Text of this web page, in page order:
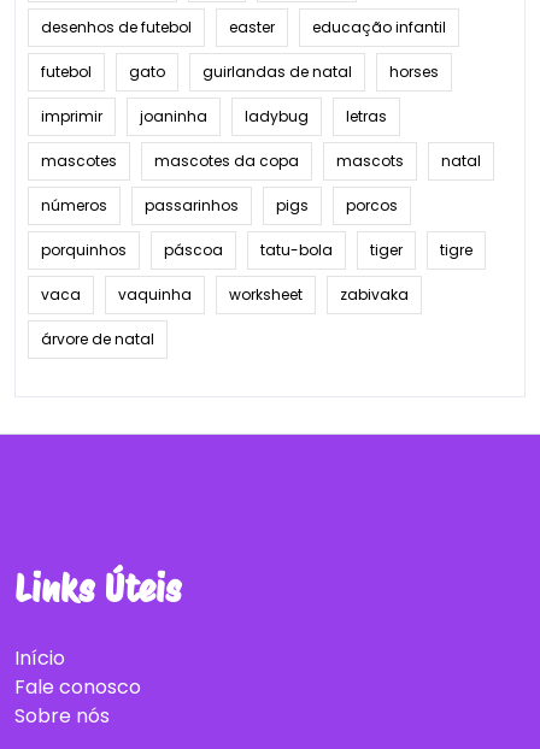
desenhos de futebol easter educação infantil
futebol gato guirlandas de natal horses
imprimir joaninha ladybug letras
mascotes mascotes da copa mascots natal
números passarinhos pigs porcos
porquinhos páscoa tatu-bola tiger tigre
vaca vaquinha worksheet zabivaka
árvore de natal
Links Úteis
Início
Fale conosco
Sobre nós